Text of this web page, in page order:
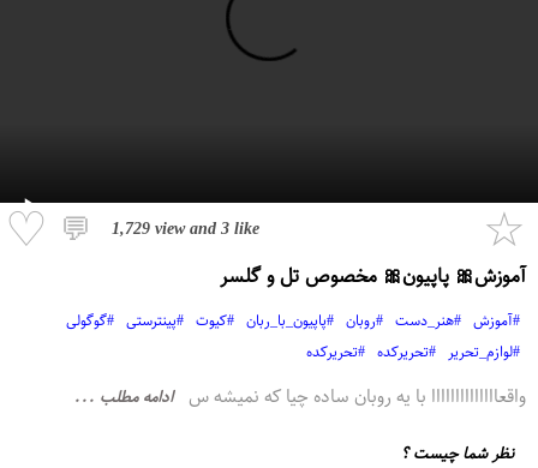
♡ 💬 1,729 viewand3 like ☆
آموزش🎀 پاپیون🎀 مخصوص تل و گلسر
#آموزش #هنر_دست #روبان #پاپیون_با_ربان #کیوت #پینترستی #گوگولی
#لوازم_تحریر #تحریرکده #تحریرکده
واقعاااااااااااااا با یه روبان ساده چیا که نمیشه س ادامه مطلب ...
نظر شما چیست ؟